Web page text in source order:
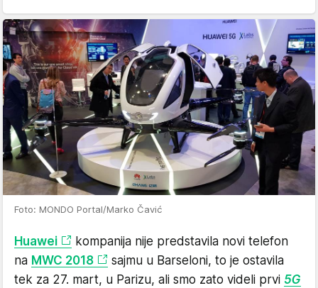
Foto: MONDO Portal/Marko Čavić
Huawei
kompanija nije predstavila novi telefon
na MWC 2018
sajmu u Barseloni, to je ostavila
tek za 27. mart, u Parizu, ali smo zato videli prvi 5G